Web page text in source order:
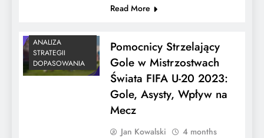
Read More
ANALIZA
STRATEGII
DOPASOWANIA
Pomocnicy Strzelający
Gole w Mistrzostwach
Świata FIFA U-20 2023:
Gole, Asysty, Wpływ na
Mecz
Jan Kowalski
4 months